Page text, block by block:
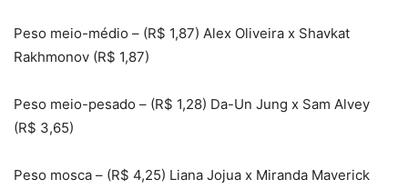
Peso meio-médio – (R$ 1,87) Alex Oliveira x Shavkat
Rakhmonov (R$ 1,87)
Peso meio-pesado – (R$ 1,28) Da-Un Jung x Sam Alvey
(R$ 3,65)
Peso mosca – (R$ 4,25) Liana Jojua x Miranda Maverick